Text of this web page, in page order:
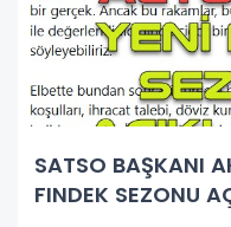
SATSO BAŞKANI
FINDEK SEZONU